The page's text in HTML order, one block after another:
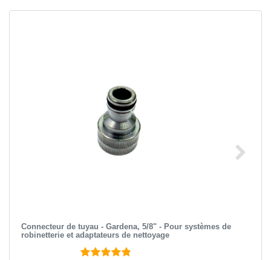
Connecteur de tuyau - Gardena, 5/8" - Pour systèmes de
robinetterie et adaptateurs de nettoyage